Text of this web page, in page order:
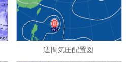
週間気圧配置図